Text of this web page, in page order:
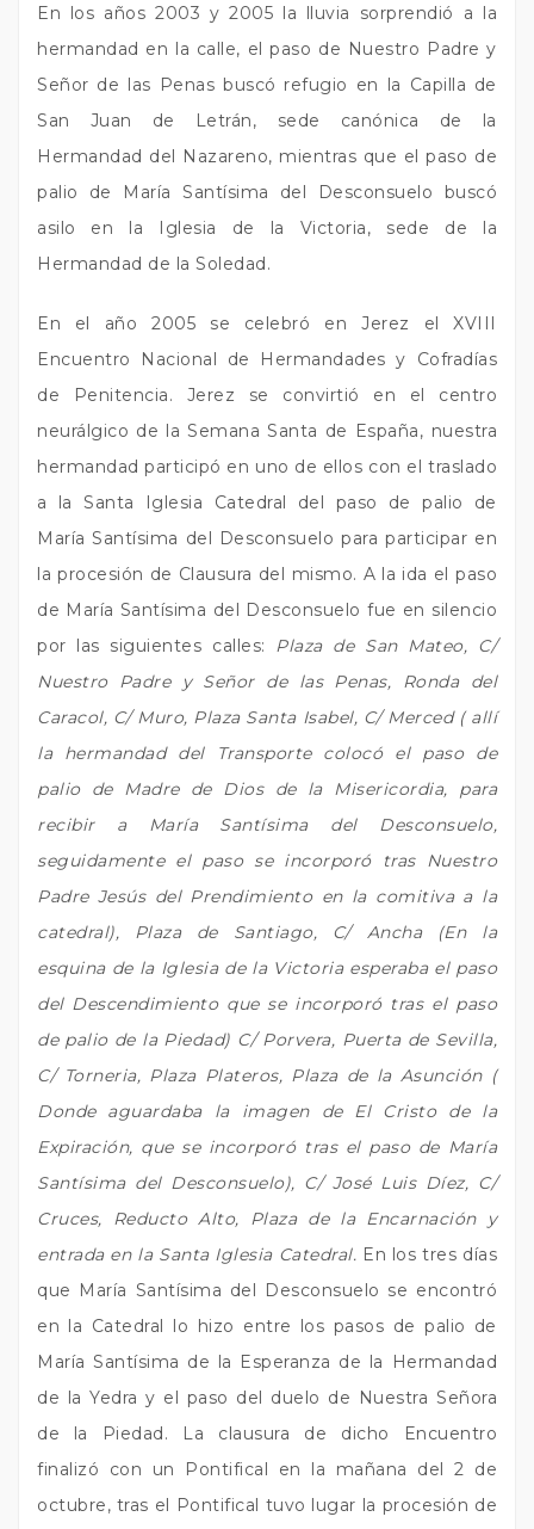
En los años 2003 y 2005 la lluvia sorprendió a la
hermandad en la calle, el paso de Nuestro Padre y
Señor de las Penas buscó refugio en la Capilla de
San Juan de Letrán, sede canónica de la
Hermandad del Nazareno, mientras que el paso de
palio de María Santísima del Desconsuelo buscó
asilo en la Iglesia de la Victoria, sede de la
Hermandad de la Soledad.
En el año 2005 se celebró en Jerez el XVIII
Encuentro Nacional de Hermandades y Cofradías
de Penitencia. Jerez se convirtió en el centro
neurálgico de la Semana Santa de España, nuestra
hermandad participó en uno de ellos con el traslado
a la Santa Iglesia Catedral del paso de palio de
María Santísima del Desconsuelo para participar en
la procesión de Clausura del mismo. A la ida el paso
de María Santísima del Desconsuelo fue en silencio
por las siguientes calles: Plaza de San Mateo, C/
Nuestro Padre y Señor de las Penas, Ronda del
Caracol, C/ Muro, Plaza Santa Isabel, C/ Merced ( allí
la hermandad del Transporte colocó el paso de
palio de Madre de Dios de la Misericordia, para
recibir a María Santísima del Desconsuelo,
seguidamente el paso se incorporó tras Nuestro
Padre Jesús del Prendimiento en la comitiva a la
catedral), Plaza de Santiago, C/ Ancha (En la
esquina de la Iglesia de la Victoria esperaba el paso
del Descendimiento que se incorporó tras el paso
de palio de la Piedad) C/ Porvera, Puerta de Sevilla,
C/ Torneria, Plaza Plateros, Plaza de la Asunción (
Donde aguardaba la imagen de El Cristo de la
Expiración, que se incorporó tras el paso de María
Santísima del Desconsuelo), C/ José Luis Díez, C/
Cruces, Reducto Alto, Plaza de la Encarnación y
entrada en la Santa Iglesia Catedral. En los tres días
que María Santísima del Desconsuelo se encontró
en la Catedral lo hizo entre los pasos de palio de
María Santísima de la Esperanza de la Hermandad
de la Yedra y el paso del duelo de Nuestra Señora
de la Piedad. La clausura de dicho Encuentro
finalizó con un Pontifical en la mañana del 2 de
octubre, tras el Pontifical tuvo lugar la procesión de